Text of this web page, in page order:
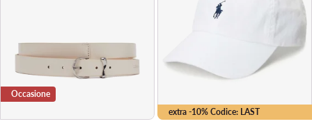
Occasione
extra -10% Codice: LAST